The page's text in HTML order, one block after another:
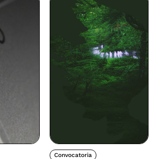
Convocatoria